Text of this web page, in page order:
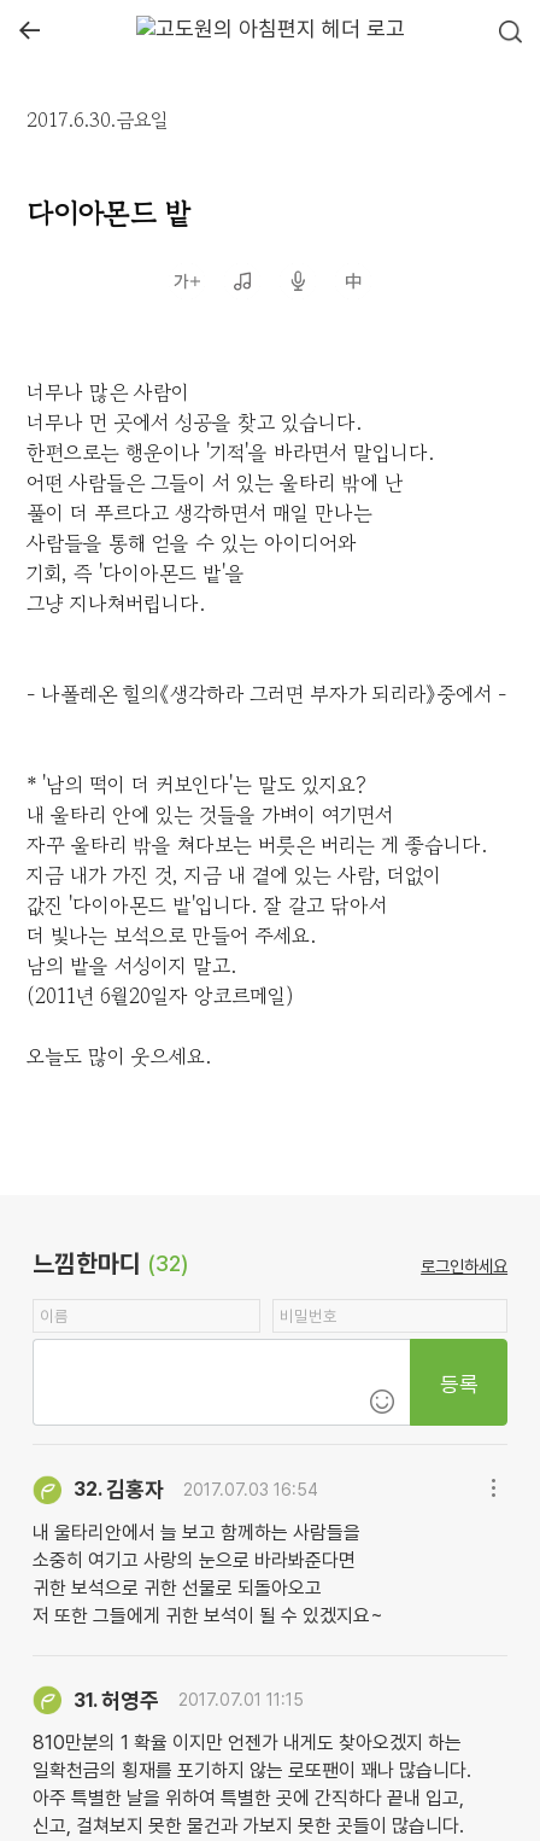
←
2017.6.30.금요일
다이아몬드 밭
너무나 많은 사람이
너무나 먼 곳에서 성공을 찾고 있습니다.
한편으로는 행운이나 '기적'을 바라면서 말입니다.
어떤 사람들은 그들이 서 있는 울타리 밖에 난
풀이 더 푸르다고 생각하면서 매일 만나는
사람들을 통해 얻을 수 있는 아이디어와
기회, 즉 '다이아몬드 밭'을
그냥 지나쳐버립니다.
- 나폴레온 힐의《생각하라 그러면 부자가 되리라》중에서 -
* '남의 떡이 더 커보인다'는 말도 있지요?
내 울타리 안에 있는 것들을 가벼이 여기면서
자꾸 울타리 밖을 쳐다보는 버릇은 버리는 게 좋습니다.
지금 내가 가진 것, 지금 내 곁에 있는 사람, 더없이
값진 '다이아몬드 밭'입니다. 잘 갈고 닦아서
더 빛나는 보석으로 만들어 주세요.
남의 밭을 서성이지 말고.
(2011년 6월20일자 앙코르메일)
오늘도 많이 웃으세요.
느낌한마디 (32) 로그인하세요
등록
32.김홍자 2017.07.03 16:54
내 울타리안에서 늘 보고 함께하는 사람들을
소중히 여기고 사랑의 눈으로 바라봐준다면
귀한 보석으로 귀한 선물로 되돌아오고
저 또한 그들에게 귀한 보석이 될 수 있겠지요~
31.허영주 2017.07.01 11:15
810만분의 1 확율 이지만 언젠가 내게도 찾아오겠지 하는
일확천금의 횡재를 포기하지 않는 로또팬이 꽤나 많습니다.
아주 특별한 날을 위하여 특별한 곳에 간직하다 끝내 입고,
신고, 걸쳐보지 못한 물건과 가보지 못한 곳들이 많습니다.